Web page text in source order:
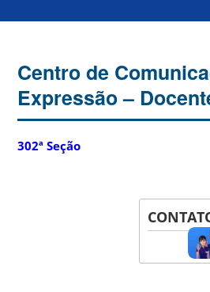
Centro de
Expressão –
302ª Seção